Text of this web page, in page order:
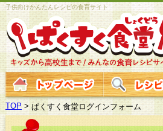
子供向けかんたんレシピの食育サイト
TOP >ぱくすく食堂ログインフォーム